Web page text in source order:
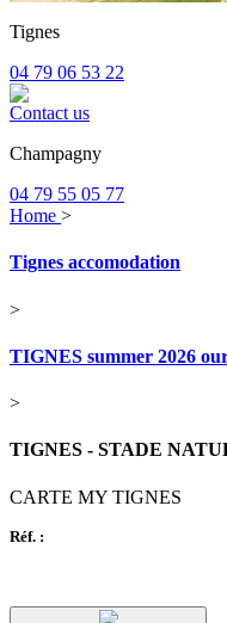
Tignes
04 79 06 53 22
Contact us
Champagny
04 79 55 05 77
Home >
Tignes accomodation
>
TIGNES summer 2026
>
TIGNES - STADE
CARTE MY TIGNES
Réf. :